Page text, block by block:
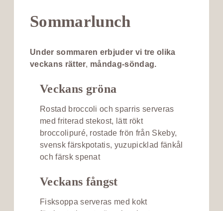
Sommarlunch
Under sommaren erbjuder vi tre olika
veckans rätter, måndag-söndag.
Veckans gröna
Rostad broccoli och sparris serveras
med friterad stekost, lätt rökt
broccolipuré, rostade frön från Skeby,
svensk färskpotatis, yuzupicklad fänkål
och färsk spenat
Veckans fångst
Fisksoppa serveras med kokt